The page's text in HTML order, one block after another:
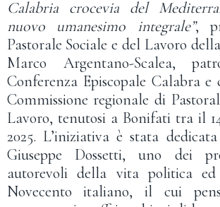
Calabria crocevia del
nuovo umanesimo
integrale”,
Pastorale Sociale e del Lavoro
Marco Argentano-Scalea,
Conferenza Episcopale Calabra e
Commissione regionale di
Lavoro, tenutosi a Bonifati tra il
2025. L’iniziativa è stata
Giuseppe Dossetti, uno dei
autorevoli della vita politica ed
Novecento italiano, il cui